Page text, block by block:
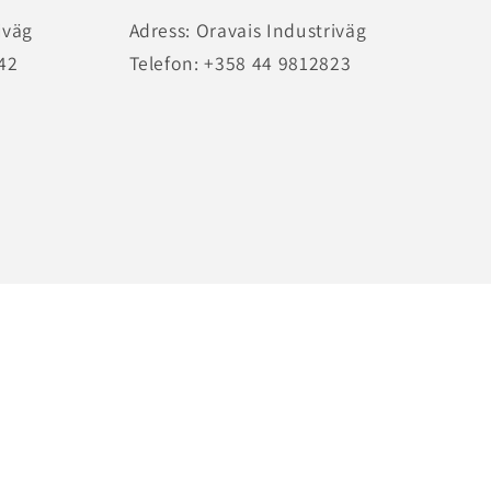
Adress: Oravais Industriväg
Telefon: +358 44 9812823